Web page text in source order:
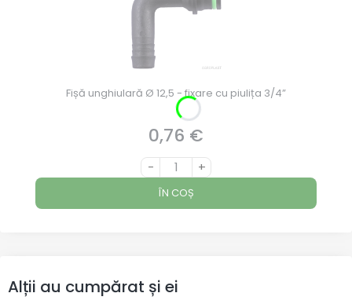
Fișă unghiulară Ø 12,5 - fixare cu piulița 3/4”
Preț
0,76 €
- +
ÎN COȘ
Alții au cumpărat și ei